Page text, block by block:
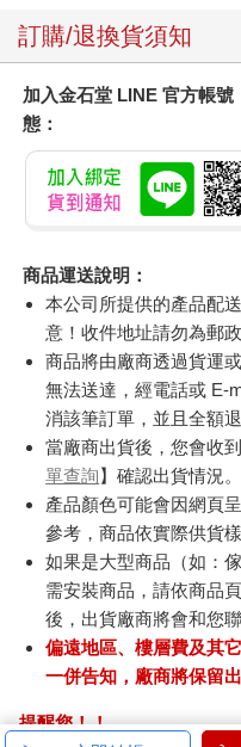
訂購/退換貨須知
加入金石堂 LINE 官方帳
態：
商品運送說明：
本公司所提供的產品配
意！收件地址請勿為郵政
商品將由廠商透過貨運
無法送達，經電話或 E-
消該筆訂單，並且全額退
當廠商出貨後，您會收
單查詢】確認出貨情況。
產品顏色可能會因網頁
參考，商品依實際供貨樣
如果是大型商品（如：
需安裝商品，請依商品
後，出貨廠商將會和您
偏遠地區、樓層費及其
一併告知，廠商將保留
提醒您！！